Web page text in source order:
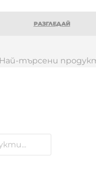
РАЗГЛЕДАЙ
Най-търсени